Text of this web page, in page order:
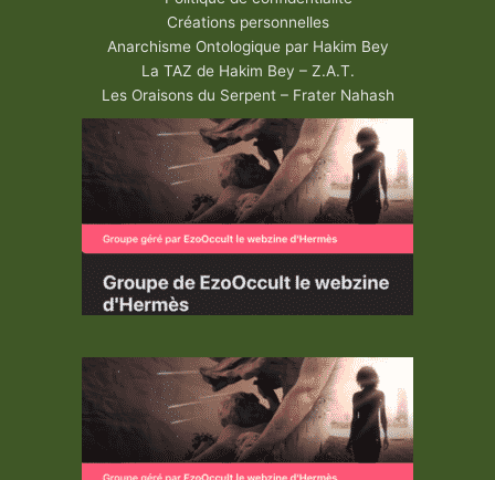
Créations personnelles
Anarchisme Ontologique par Hakim Bey
La TAZ de Hakim Bey – Z.A.T.
Les Oraisons du Serpent – Frater Nahash